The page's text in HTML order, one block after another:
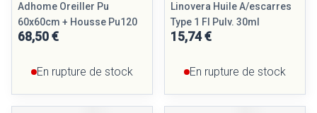
Adhome Oreiller Pu
60x60cm + Housse Pu120
68,50 €
En rupture de stock
Linovera Huile A/escarres
Type 1 Fl Pulv. 30ml
15,74 €
En rupture de stock